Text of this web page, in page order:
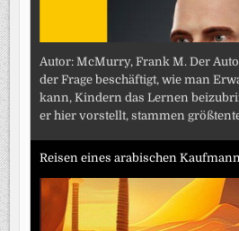
Autor: McMurry, Frank M. Der
der Frage beschäftigt, wie man
kann, Kindern das Lernen
er hier vorstellt, stammen
Reisen eines arabischen